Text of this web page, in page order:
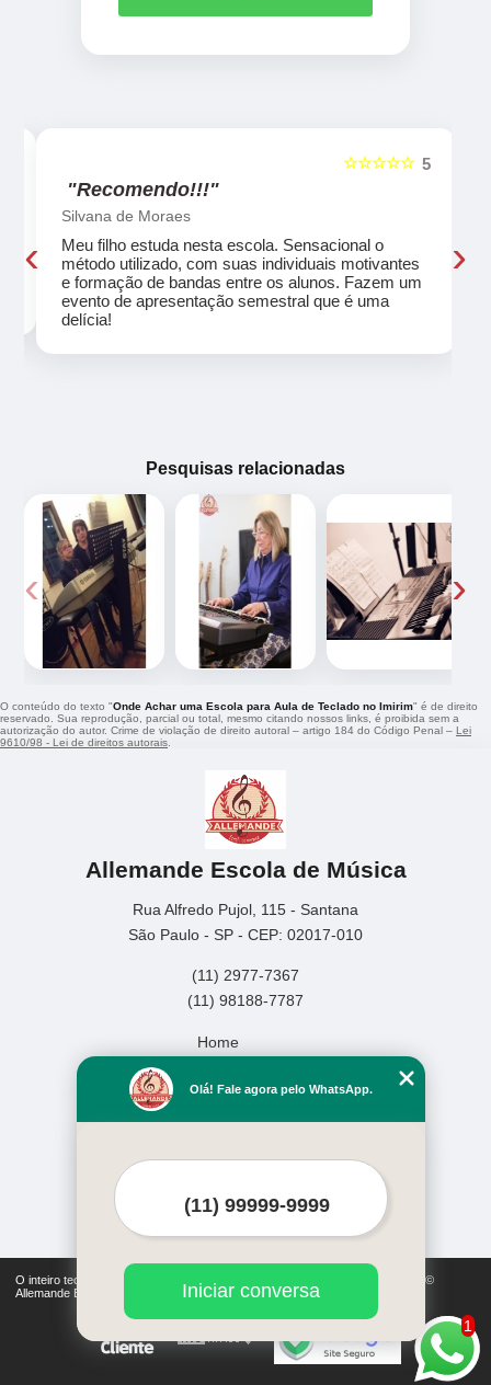
5
☆☆☆☆☆
"Recomendo!!!"
Silvana de Moraes
Meu filho estuda nesta escola. Sensacional o
método utilizado, com suas individuais motivantes
e formação de bandas entre os alunos. Fazem um
evento de apresentação semestral que é uma
delícia!
‹ ›
Pesquisas relacionadas
‹ ›
O conteúdo do texto "Onde Achar uma Escola para Aula de Teclado no Imirim" é de direito
reservado. Sua reprodução, parcial ou total, mesmo citando nossos links, é proibida sem a
autorização do autor. Crime de violação de direito autoral – artigo 184 do Código Penal – Lei
9610/98 - Lei de direitos autorais
Allemande Escola de Música
Rua Alfredo Pujol, 115 - Santana
São Paulo - SP - CEP: 02017-010
(11) 2977-7367
(11) 98188-7787
Home
Missão
O inteiro teor deste site está sujeito à proteção de direitos autorais. Copyright©
Allemande Escola de Música (Lei 9610 de 19/02/1998)
1
Olá! Fale agora pelo WhatsApp.
Iniciar conversa